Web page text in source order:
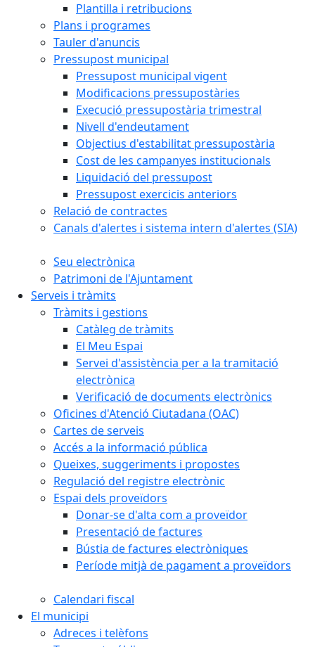
Plantilla i retribucions
Plans i programes
Tauler d'anuncis
Pressupost municipal
Pressupost municipal vigent
Modificacions pressupostàries
Execució pressupostària trimestral
Nivell d'endeutament
Objectius d'estabilitat pressupostària
Cost de les campanyes institucionals
Liquidació del pressupost
Pressupost exercicis anteriors
Relació de contractes
Canals d'alertes i sistema intern d'alertes (SIA)
Seu electrònica
Patrimoni de l'Ajuntament
Serveis i tràmits
Tràmits i gestions
Catàleg de tràmits
El Meu Espai
Servei d'assistència per a la tramitació
electrònica
Verificació de documents electrònics
Oficines d'Atenció Ciutadana (OAC)
Cartes de serveis
Accés a la informació pública
Queixes, suggeriments i propostes
Regulació del registre electrònic
Espai dels proveïdors
Donar-se d'alta com a proveïdor
Presentació de factures
Bústia de factures electròniques
Període mitjà de pagament a proveïdors
Calendari fiscal
El municipi
Adreces i telèfons